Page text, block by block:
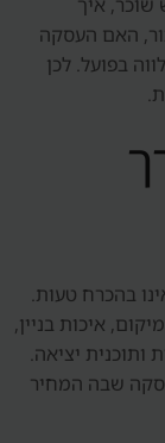
איך
האם העסקה
בפועל. לכן
בהכרח טעות.
איכות בניין,
ותוכנית יציאה.
שבה המחיר